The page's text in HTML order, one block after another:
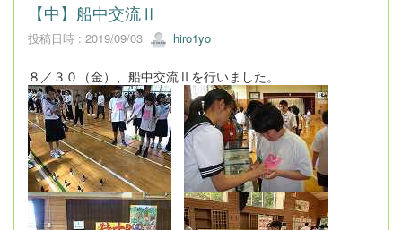
【中】船中交流Ⅱ
投稿日時 : 2019/09/03 hiro1yo
８／３０（金）、船中交流Ⅱを行いました。